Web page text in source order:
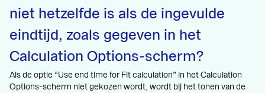
niet hetzelfde is als de ingevulde
eindtijd, zoals gegeven in het
Calculation Options-scherm?
Als de optie “Use end time for Fit calculation” in het Calculation
Options-scherm niet gekozen wordt, wordt bij het tonen van de